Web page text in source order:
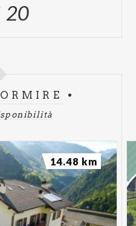
20
14.48 km